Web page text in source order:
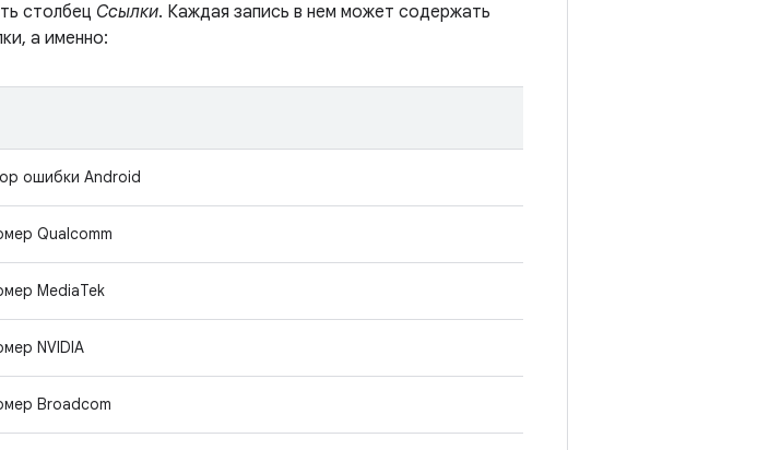
столбец Ссылки. Каждая запись в нем может содержать
а именно:
ошибки Android
Qualcomm
MediaTek
NVIDIA
Broadcom